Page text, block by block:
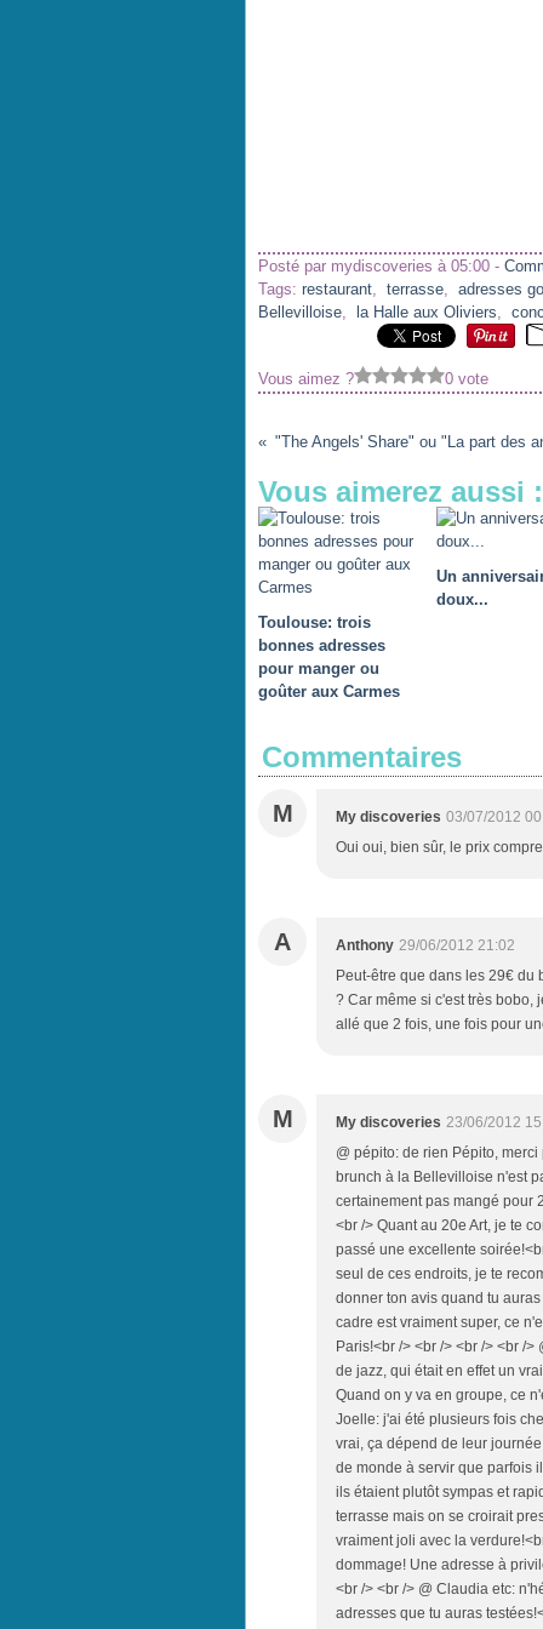
Posté par mydiscoveries à 05:00 -
Tags: restaurant, terrasse, adresses
Bellevilloise, la Halle aux Oliviers,
Vous aimez ? 0 vote
Vous aimerez aussi :
Toulouse: trois
bonnes adresses
pour manger ou
goûter aux Carmes
Un
doux...
Commentaires
M My discoveries 03/07/2012
Oui oui, bien sûr, le prix
A Anthony 29/06/2012 21:02
Peut-être que dans les 29€
? Car même si c'est très bobo,
allé que 2 fois, une fois pour
M My discoveries 23/06/2012
@ pépito: de rien Pépito,
brunch à la Bellevilloise n'est
certainement pas mangé pour
<br /> Quant au 20e Art, je te
passé une excellente
seul de ces endroits, je te
donner ton avis quand tu
cadre est vraiment super, ce
Paris!<br /> <br /> <br /> <br /
de jazz, qui était en effet un
Quand on y va en groupe, ce
Joelle: j'ai été plusieurs fois
vrai, ça dépend de leur
de monde à servir que parfois
ils étaient plutôt sympas et
terrasse mais on se croirait
vraiment joli avec la
dommage! Une adresse à
<br /> <br /> @ Claudia etc:
adresses que tu auras